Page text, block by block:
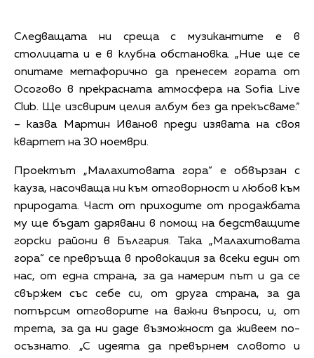
Следващата ни среща с музикантите е в
столицата и е в клубна обстановка. „Ние ще се
опитаме метафорично да пренесем гората от
Осогово в прекрасната атмосфера на Sofia Live
Club. Ще изсвирим целия албум без да прекъсваме.“
– казва Мартин Иванов преди изявата на своя
квартет на 30 ноември.
Проектът „Малахитовата гора“ е обвързан с
кауза, насочваща ни към отговорност и любов към
природата. Част от приходите от продажбата
му ще бъдат дарявани в помощ на бедстващите
горски райони в България. Така „Малахитовата
гора“ се превръща в провокация за всеки един от
нас, от една страна, за да намерим път и да се
свържем със себе си, от друга страна, за да
потърсим отговорите на важни въпроси, и, от
трета, за да ни даде възможност да живеем по-
осъзнато. „С идеята да превърнем словото и